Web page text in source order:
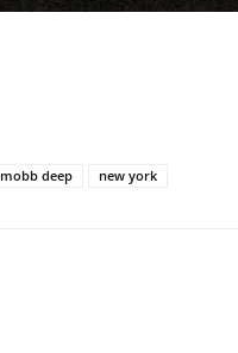
mobb deep new york